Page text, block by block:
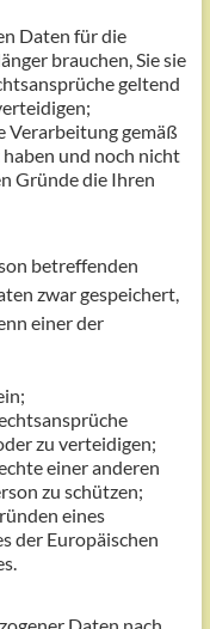
Daten für die
brauchen, Sie sie
geltend
Verarbeitung gemäß
und noch nicht
Gründe die Ihren
betreffenden
zwar gespeichert,
einer der
zu verteidigen;
einer anderen
zu schützen;
eines
der Europäischen